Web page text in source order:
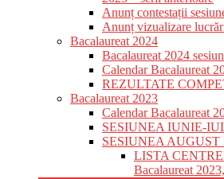
Anunț contestații
Anunț vizualizare
Bacalaureat 2024
Bacalaureat 2024
Calendar Bacalaureat
REZULTATE
Bacalaureat 2023
Calendar Bacalaureat
SESIUNEA IUNIE-
SESIUNEA AUGUST
LISTA
Bacalaureat